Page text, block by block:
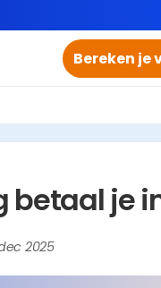
Bereken
je
2025